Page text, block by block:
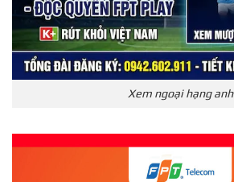
Xem ngoại hạng anh